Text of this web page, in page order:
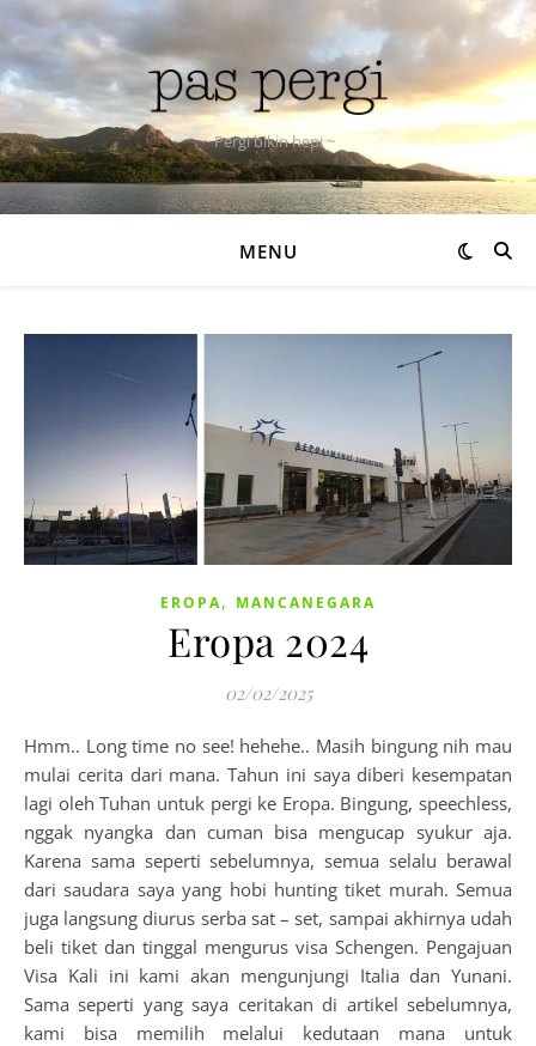
~ Pergi bikin hepi ~
MENU
EROPA, MANCANEGARA
Eropa 2024
02/02/2025
Hmm.. Long time no see! hehehe.. Masih bingung nih mau
mulai cerita dari mana. Tahun ini saya diberi kesempatan
lagi oleh Tuhan untuk pergi ke Eropa. Bingung, speechless,
nggak nyangka dan cuman bisa mengucap syukur aja.
Karena sama seperti sebelumnya, semua selalu berawal
dari saudara saya yang hobi hunting tiket murah. Semua
juga langsung diurus serba sat – set, sampai akhirnya udah
beli tiket dan tinggal mengurus visa Schengen. Pengajuan
Visa Kali ini kami akan mengunjungi Italia dan Yunani.
Sama seperti yang saya ceritakan di artikel sebelumnya,
kami bisa memilih melalui kedutaan mana untuk